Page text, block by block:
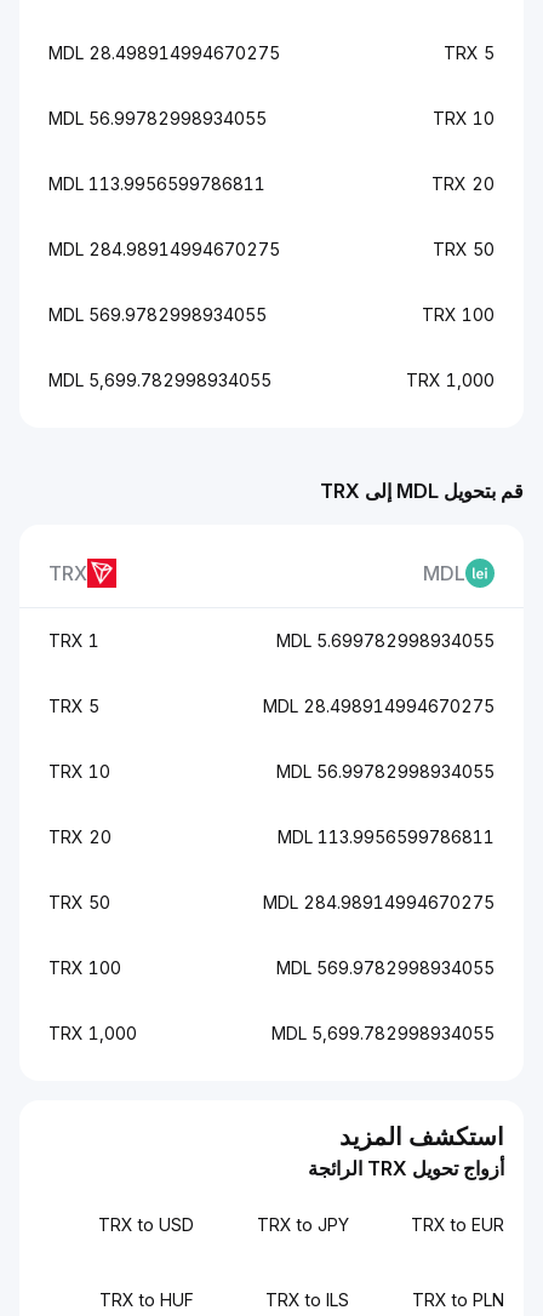
5 TRX
28.498914994670275 MDL
10 TRX
56.99782998934055 MDL
20 TRX
113.9956599786811 MDL
50 TRX
284.98914994670275 MDL
100 TRX
569.9782998934055 MDL
1,000 TRX
5,699.782998934055 MDL
قم بتحويل MDL إلى TRX
MDL
TRX
5.699782998934055 MDL
1 TRX
28.498914994670275 MDL
5 TRX
56.99782998934055 MDL
10 TRX
113.9956599786811 MDL
20 TRX
284.98914994670275 MDL
50 TRX
569.9782998934055 MDL
100 TRX
5,699.782998934055 MDL
1,000 TRX
استكشف المزيد
أزواج تحويل TRX الرائجة
TRX to EUR
TRX to JPY
TRX to USD
TRX to PLN
TRX to ILS
TRX to HUF